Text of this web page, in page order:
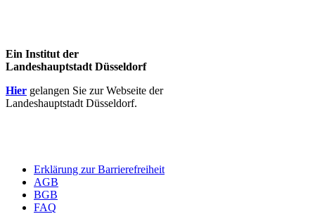
Ein Institut der
Landeshauptstadt Düsseldorf
Hier gelangen Sie zur Webseite der
Landeshauptstadt Düsseldorf.
Erklärung zur Barrierefreiheit
AGB
BGB
FAQ